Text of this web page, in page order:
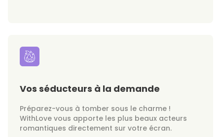
Vos séducteurs à la demande
Préparez-vous à tomber sous le charme !
WithLove vous apporte les plus beaux acteurs
romantiques directement sur votre écran.